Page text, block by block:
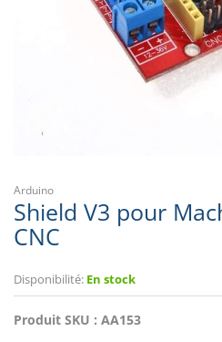
Arduino
Shield V3 pour
CNC
Disponibilité: En stock
Produit SKU : AA153